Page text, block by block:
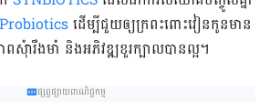
Probioticsដើម្បីជួយ​ឲ្យ​ក្រពះ​ពោះវៀន​កូន​មាន​
ពសុំា​​រឹងមាំ​ និងអភិវឌ្ឍខួរក្បាលបានល្អ។
ផ្សព្វផ្សាយពាណិជ្ជកម្ម